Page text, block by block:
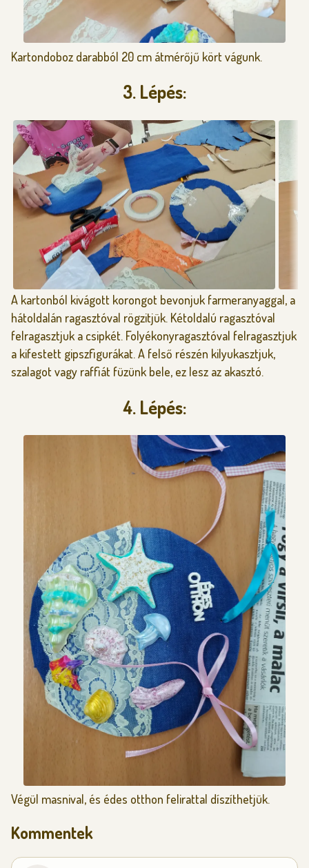
Kartondoboz darabból 20 cm átmérőjű kört vágunk.
3. Lépés:
A kartonból kivágott korongot bevonjuk farmeranyaggal, a
hátoldalán ragasztóval rögzitjük. Kétoldalú ragasztóval
felragasztjuk a csipkét. Folyékonyragasztóval felragasztjuk
a kifestett gipszfigurákat. A felső részén kilyukasztjuk,
szalagot vagy raffiát füzünk bele, ez lesz az akasztó.
4. Lépés:
Végül masnival, és édes otthon felirattal díszíthetjük.
Kommentek